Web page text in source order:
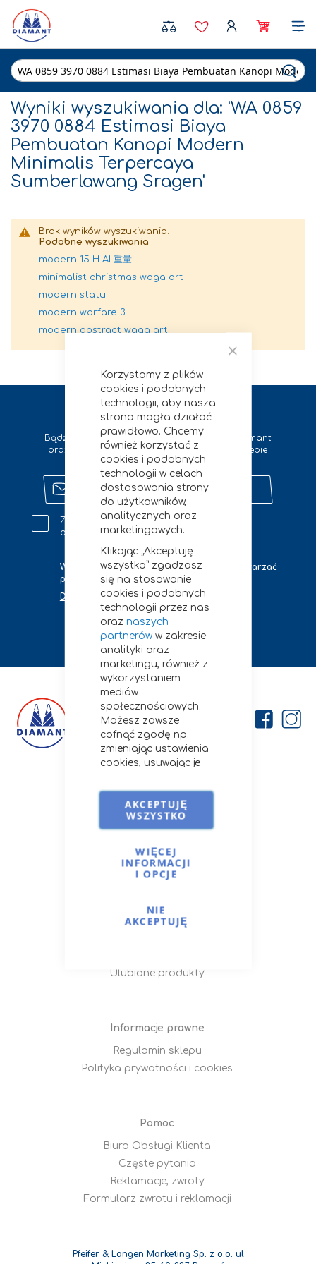
Korzystamy z plików
cookies i podobnych
technologii, aby nasza
strona mogła działać
prawidłowo. Chcemy
również korzystać z
cookies i podobnych
technologii w celach
dostosowania strony
do użytkowników,
analitycznych oraz
marketingowych.
Klikając „Akceptuję
wszystko” zgadzasz
się na stosowanie
cookies i podobnych
technologii przez nas
oraz naszych
partneróww zakresie
analityki oraz
marketingu, również z
wykorzystaniem
mediów
społecznościowych.
Możesz zawsze
cofnąć zgodę np.
zmieniając ustawienia
cookies, usuwając je
ustawienia
przeglądarki.
Szczegóły stosowania
przez nas cookies i
podobnych
technologii znajdziesz
Cookies i podobne
AKCEPTUJĘ
WSZYSTKO
WIĘCEJ
INFORMACJI
I OPCJE
NIE
AKCEPTUJĘ
Wyniki wyszukiwania dla: 'WA 0859
3970 0884 Estimasi Biaya
Pembuatan Kanopi Modern
Minimalis Terpercaya
Sumberlawang Sragen'
Brak wyników wyszukiwania.
Podobne wyszukiwania
modern 15 H AI 重量
minimalist christmas waga art
modern statu
modern warfare 3
modern abstract waga art
Zapisz się na newsletter
Bądź na bieżąco z wszystkimi nowościami Diamant
oraz otrzymuj zniżki na zakupy w naszym sklepie
internetowym
Zapisz
się
newsletter
Zgadzam się na kontakt marketingowy na
podany adres e-mail.
W jakich celach i jak długo będziemy przetwarzać
podane przez Ciebie tutaj dane?
Dowiedz się więcej
zapisz się
O nas
Opcje dostawy
Moje Konto
Ulubione produkty
Informacje prawne
Regulamin sklepu
Polityka prywatności i cookies
Pomoc
Biuro Obsługi Klienta
Częste pytania
Reklamacje, zwroty
Formularz zwrotu i reklamacji
Pfeifer & Langen Marketing Sp. z o.o. ul